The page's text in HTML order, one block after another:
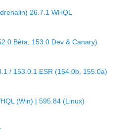
26.7.1 WHQL
Bêta, 153.0 Dev & Canary)
/ 153.0.1 ESR (154.0b, 155.0a)
(Win) | 595.84 (Linux)